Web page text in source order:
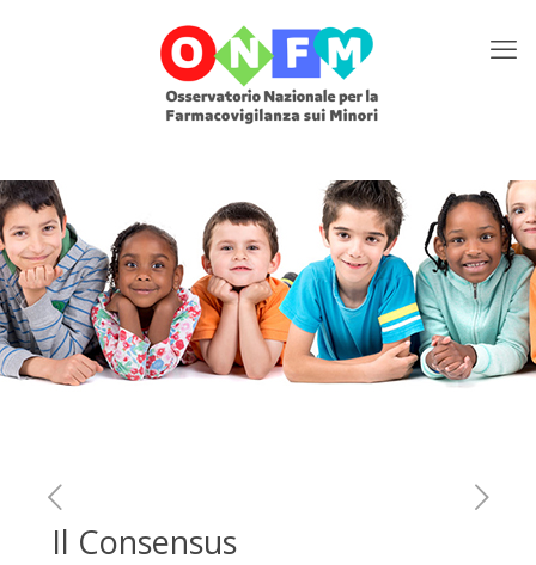
Il Consensus